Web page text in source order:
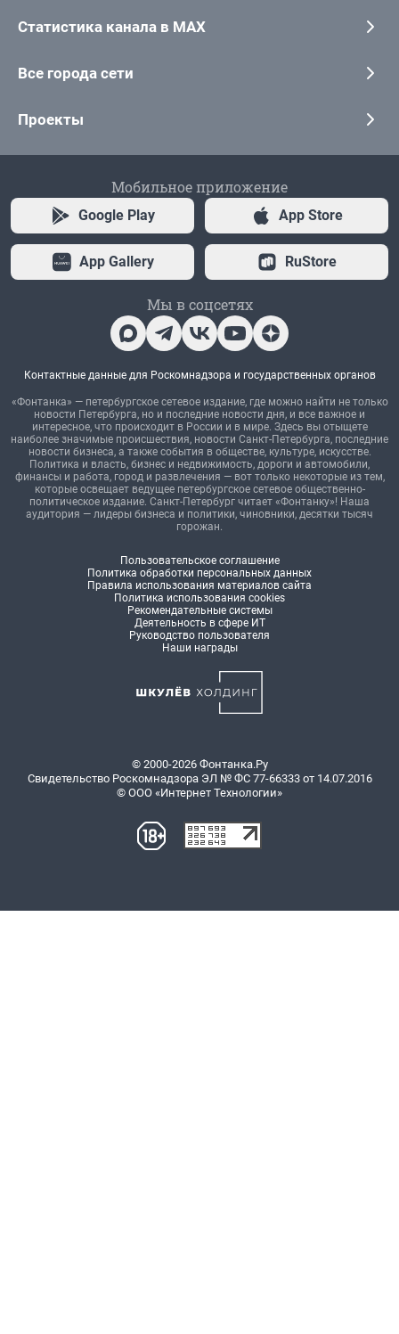
Статистика канала в MAX
Все города сети
Проекты
Мобильное приложение
Google Play App Store
App Gallery RuStore
Мы в соцсетях
Контактные данные для Роскомнадзора и государственных органов
«Фонтанка» — петербургское сетевое издание, где можно найти не только
новости Петербурга, но и последние новости дня, и все важное и
интересное, что происходит в России и в мире. Здесь вы отыщете
наиболее значимые происшествия, новости Санкт-Петербурга, последние
новости бизнеса, а также события в обществе, культуре, искусстве.
Политика и власть, бизнес и недвижимость, дороги и автомобили,
финансы и работа, город и развлечения — вот только некоторые из тем,
которые освещает ведущее петербургское сетевое общественно-
политическое издание. Санкт-Петербург читает «Фонтанку»! Наша
аудитория — лидеры бизнеса и политики, чиновники, десятки тысяч
горожан.
Пользовательское соглашение
Политика обработки персональных данных
Правила использования материалов сайта
Политика использования cookies
Рекомендательные системы
Деятельность в сфере ИТ
Руководство пользователя
Наши награды
© 2000-2026 Фонтанка.Ру
Свидетельство Роскомнадзора ЭЛ № ФС 77-66333 от 14.07.2016
© ООО «Интернет Технологии»